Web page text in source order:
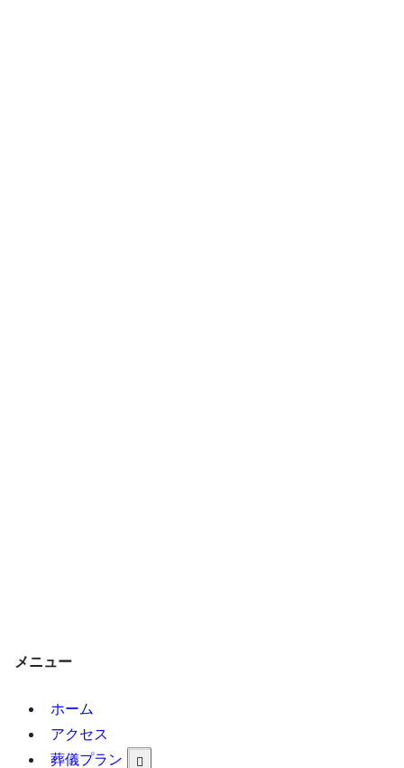
メニュー
ホーム
アクセス
葬儀プラン